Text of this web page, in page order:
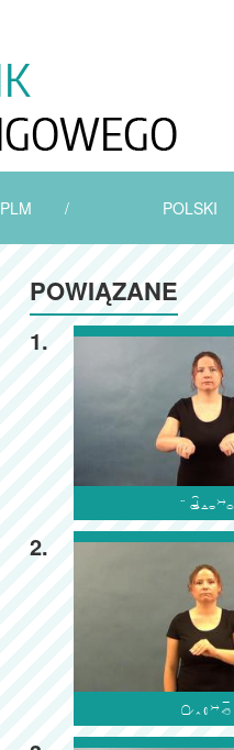
PLM / POLSKI
POWIĄZANE
1.

2.
